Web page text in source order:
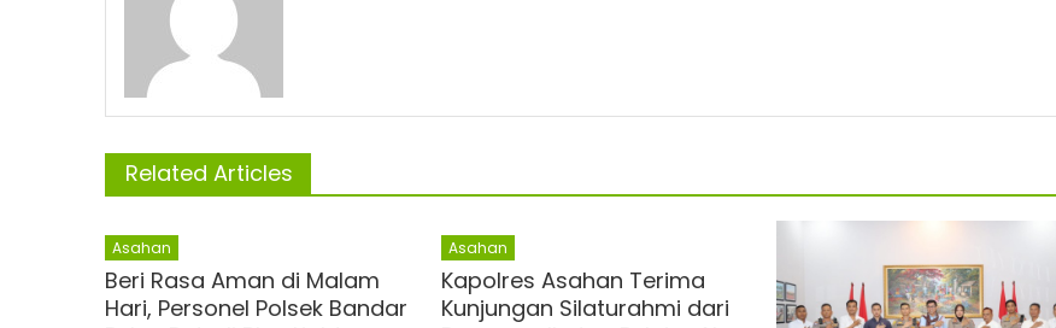
Related Articles
Asahan
Beri Rasa Aman di Malam
Hari, Personel Polsek Bandar
Asahan
Kapolres Asahan Terima
Kunjungan Silaturahmi dari